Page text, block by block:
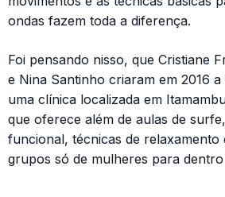
ondas fazem toda a diferença.
Foi pensando nisso, que Cristiane
e Nina Santinho criaram em 2016 a
uma clínica localizada em
que oferece além de aulas de
funcional, técnicas de
grupos só de mulheres para